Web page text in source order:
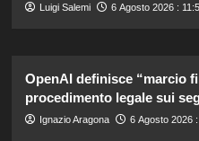
Luigi Salemi 6 Agosto 2026 :
OpenAI definisce “marcio
procedimento legale sui
Ignazio Aragona 6 Agosto 2026 :